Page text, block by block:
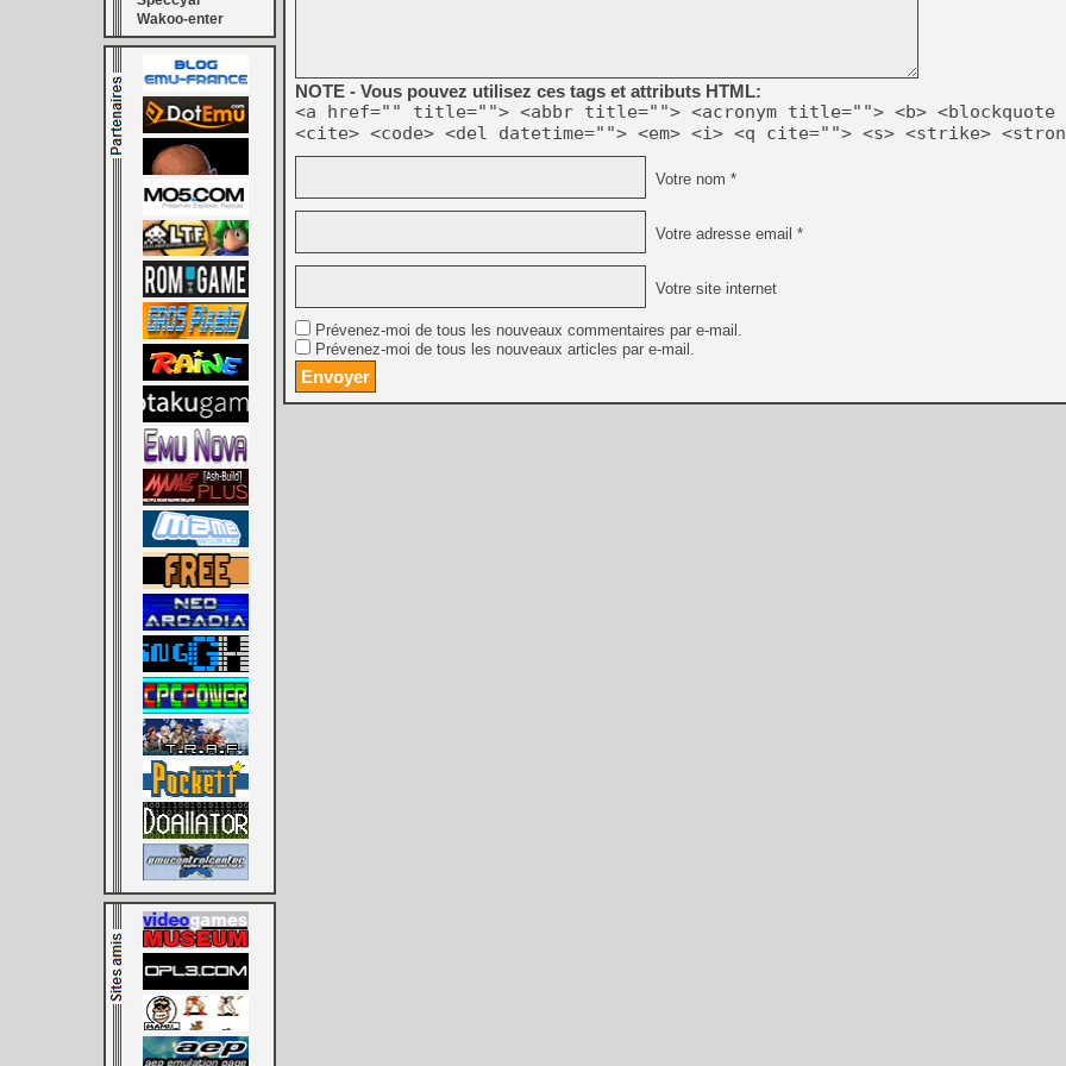
[GK] Beast of
[GK] Ubisoft : fin de partie
[GK] Mémoire cash -
[GK] Dan Houser (GTA)
[GK] Comment EA Sports
[GK] Crimson Moon : un
[GK] Isle of Reveries : le
[GK] Moonlighter 2 : The
[GK] Capcom relance
[Mo5] Deux inédits du
[GK] Le beat'em up The
[GK] Endless Legend 2 :
[LS] [PS5] Premiers
Wakoo-enter
NOTE - Vous pouvez utilisez ces tags et attributs HTML:
<a href="" title=""> <abbr title=""> <acronym title=""> <b> <blockquote
<cite> <code> <del datetime=""> <em> <i> <q cite=""> <s> <strike>
Votre nom *
Votre adresse email *
Votre site internet
Prévenez-moi de tous les nouveaux commentaires par e-mail.
Prévenez-moi de tous les nouveaux articles par e-mail.